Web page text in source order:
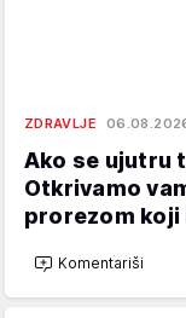
ZDRAVLJE
Ako se ujutru
Otkrivamo
prorezom koji
Komentariši